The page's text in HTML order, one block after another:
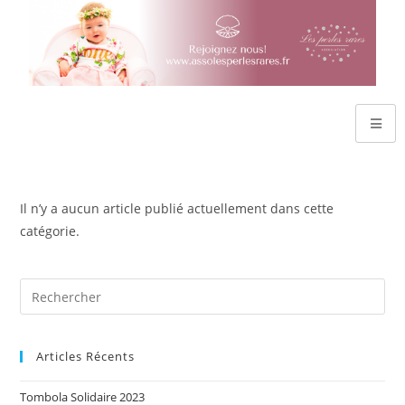
Il n’y a aucun article publié actuellement dans cette
catégorie.
Articles Récents
Tombola Solidaire 2023